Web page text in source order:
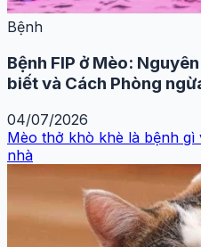
Bệnh
Bệnh FIP ở Mèo:
biết và Cách Phòng
04/07/2026
Mèo thở khò khè là bệnh gì
nhà